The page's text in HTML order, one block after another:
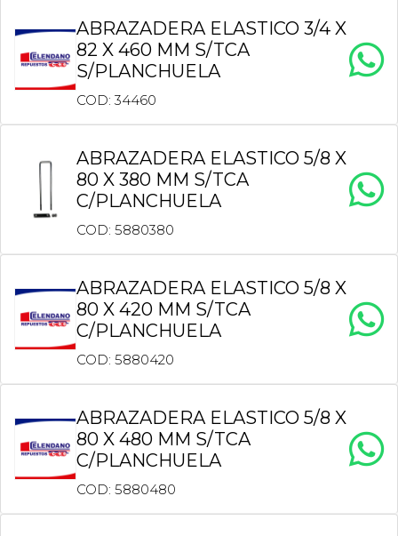
ABRAZADERA ELASTICO 3/4 X
82 X 460 MM S/TCA
S/PLANCHUELA
COD: 34460
ABRAZADERA ELASTICO 5/8 X
80 X 380 MM S/TCA
C/PLANCHUELA
COD: 5880380
ABRAZADERA ELASTICO 5/8 X
80 X 420 MM S/TCA
C/PLANCHUELA
COD: 5880420
ABRAZADERA ELASTICO 5/8 X
80 X 480 MM S/TCA
C/PLANCHUELA
COD: 5880480